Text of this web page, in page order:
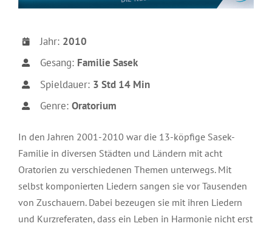
Jahr: 2010
Gesang: Familie Sasek
Spieldauer: 3 Std 14 Min
Genre: Oratorium
In den Jahren 2001-2010 war die 13-köpfige Sasek-
Familie in diversen Städten und Ländern mit acht
Oratorien zu verschiedenen Themen unterwegs. Mit
selbst komponierten Liedern sangen sie vor Tausenden
von Zuschauern. Dabei bezeugen sie mit ihren Liedern
und Kurzreferaten, dass ein Leben in Harmonie nicht erst